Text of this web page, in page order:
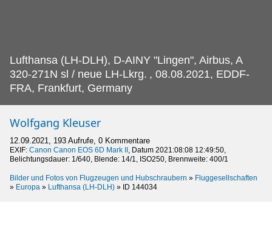
Lufthansa (LH-DLH), D-AINY "Lingen", Airbus, A
320-271N sl / neue LH-Lkrg. , 08.08.2021, EDDF-
FRA, Frankfurt, Germany
Wolfgang Kleuser
12.09.2021, 193 Aufrufe, 0 Kommentare
EXIF: Canon Canon EOS 6D Mark II, Datum 2021:08:08 12:49:50,
Belichtungsdauer: 1/640, Blende: 14/1, ISO250, Brennweite: 400/1
Bilder und Fotos von Flugzeugen und Hubschraubern » Fluggesellschaften
» Europa » Lufthansa (LH-DLH) » ID 144034